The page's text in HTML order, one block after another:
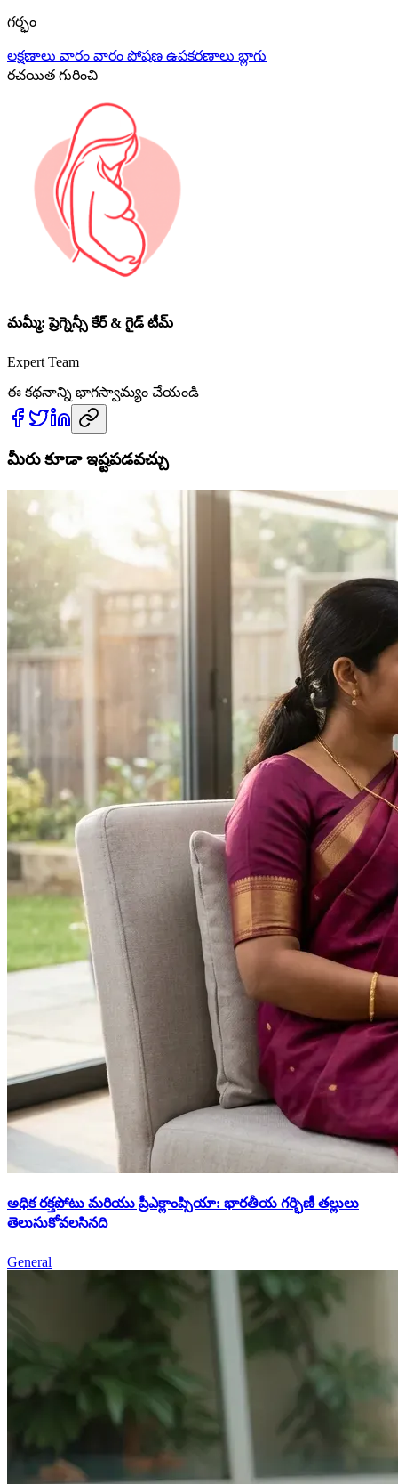
గర్భం
లక్షణాలు వారం వారం పోషణ ఉపకరణాలు బ్లాగు
రచయిత గురించి
మమ్మీ: ప్రెగ్నెన్సీ కేర్ & గైడ్ టీమ్
Expert Team
ఈ కథనాన్ని భాగస్వామ్యం చేయండి
మీరు కూడా ఇష్టపడవచ్చు
అధిక రక్తపోటు మరియు ప్రీఎక్లాంప్సియా: భారతీయ గర్భిణీ తల్లులు
తెలుసుకోవలసినది
General